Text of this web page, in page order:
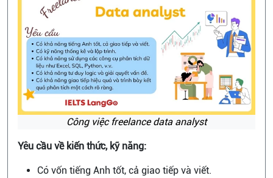
Công việc freelance data analyst
Yêu cầu về kiến thức, kỹ năng:
Có vốn tiếng Anh tốt, cả giao tiếp và viết.